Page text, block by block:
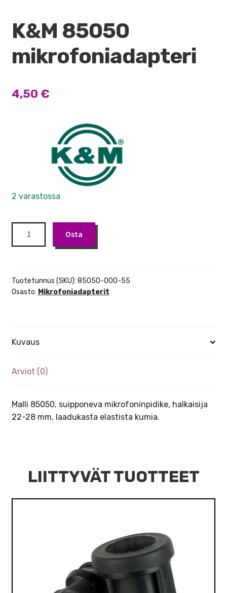
K&M 85050
mikrofoniadapteri
4,50 €
2 varastossa
Osta
Tuotetunnus (SKU): 85050-000-55
Osasto: Mikrofoniadapterit
Kuvaus
Arviot (0)
Malli 85050, suipponeva mikrofoninpidike, halkaisija
22-28 mm, laadukasta elastista kumia.
LIITTYVÄT TUOTTEET